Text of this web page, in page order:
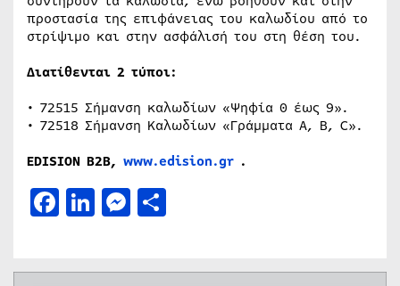
προστασία της επιφάνειας του καλωδίου από το
στρίψιμο και στην ασφάλισή του στη θέση του.
Διατίθενται 2 τύποι:
• 72515 Σήμανση καλωδίων «Ψηφία 0 έως 9».
• 72518 Σήμανση Καλωδίων «Γράμματα A, B, C».
EDISION B2B, www.edision.gr .
Facebook
LinkedIn
Messenger